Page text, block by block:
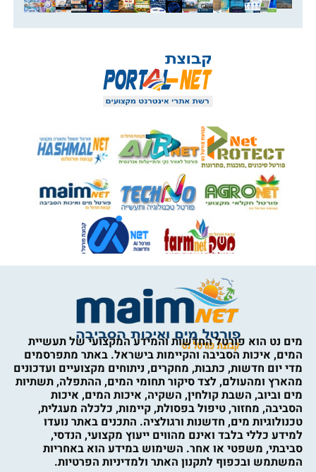
מים נט הוא פורטל החדשות והמידע המקצועי של תעשיית
המים, איכות הסביבה והקיימות בישראל. באתר מתפרסמים
מדי יום חדשות, כתבות, מחקרים, ניתוחים מקצועיים ועדכונים
מהארץ ומהעולם, לצד סיקור תחומי המים, ההתפלה, תשתיות
מים וביוב, השבת קולחין, השקיה, איכות המים, איכות
הסביבה, מחזור, טיפול בפסולת, קיימות, כלכלה מעגלית,
טכנולוגיות מים, חדשנות ורגולציה. התכנים באתר נועדו
למידע כללי בלבד ואינם מהווים ייעוץ מקצועי, הנדסי,
סביבתי, משפטי או אחר. השימוש במידע הוא באחריות
המשתמש ובכפוף לתקנון האתר ולמדיניות הפרטיות.